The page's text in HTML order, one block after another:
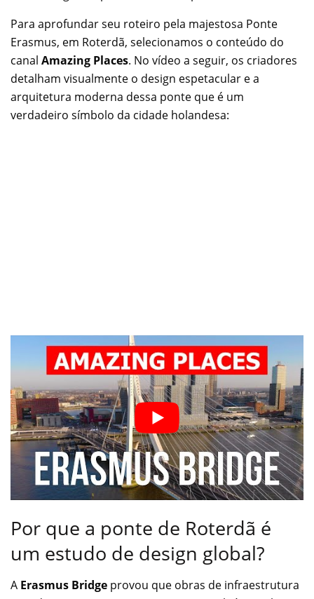
Para aprofundar seu roteiro pela majestosa Ponte
Erasmus, em Roterdã, selecionamos o conteúdo do
canal Amazing Places. No vídeo a seguir, os criadores
detalham visualmente o design espetacular e a
arquitetura moderna dessa ponte que é um
verdadeiro símbolo da cidade holandesa:
Por que a ponte de Roterdã é
um estudo de design global?
A Erasmus Bridge provou que obras de infraestrutura